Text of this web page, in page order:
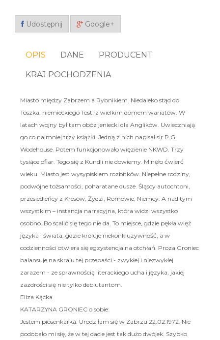
Udostępnij Google+
OPIS DANE PRODUCENT
KRAJ POCHODZENIA
Miasto między Zabrzem a Rybnikiem. Niedaleko stąd do
Toszka, niemieckiego Tost, z wielkim domem wariatów. W
latach wojny był tam obóz jeniecki dla Anglików. Uwieczniają
go co najmniej trzy książki. Jedną z nich napisał sir P.G.
Wodehouse. Potem funkcjonowało więzienie NKWD. Trzy
tysiące ofiar. Tego się z Kundli nie dowiemy. Minęło ćwierć
wieku. Miasto jest wysypiskiem rozbitków. Niepełne rodziny,
podwójne tożsamości, poharatane dusze. Śląscy autochtoni,
przesiedleńcy z Kresów, Żydzi, Romowie, Niemcy. A nad tym
wszystkim – instancja narracyjna, która widzi wszystko
osobno. Bo scalić się tego nie da. To miejsce, gdzie pękła więź
języka i świata, gdzie króluje niekonkluzywność, a w
codzienności otwiera się egzystencjalna otchłań. Proza Groniec
balansuje na skraju tej przepaści - zwykłej i niezwykłej
zarazem - ze sprawnością literackiego ucha i języka, jakiej
zazdrości się nie tylko debiutantom.
Eliza Kącka
KATARZYNA GRONIEC o sobie:
Jestem piosenkarką. Urodziłam się w Zabrzu 22.02.1972. Nie
podobało mi się, że w tej dacie jest tak dużo dwójek. Szybko